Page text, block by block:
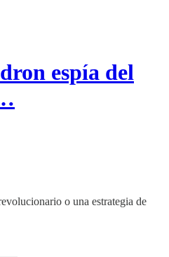
espía del
o una estrategia de